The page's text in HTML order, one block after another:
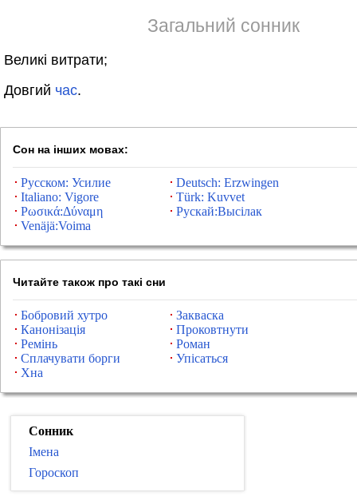
Загальний сонник
Великі витрати;
Довгий час.
Сон на інших мовах:
Русском: Усилие
Deutsch: Erzwingen
Italiano: Vigore
Türk: Kuvvet
Ρωσικά:Δύναμη
Рускай:Высілак
Venäjä:Voima
Читайте також про такі сни
Бобровий хутро
Закваска
Канонізація
Проковтнути
Ремінь
Роман
Сплачувати борги
Упісаться
Хна
Сонник
Імена
Гороскоп